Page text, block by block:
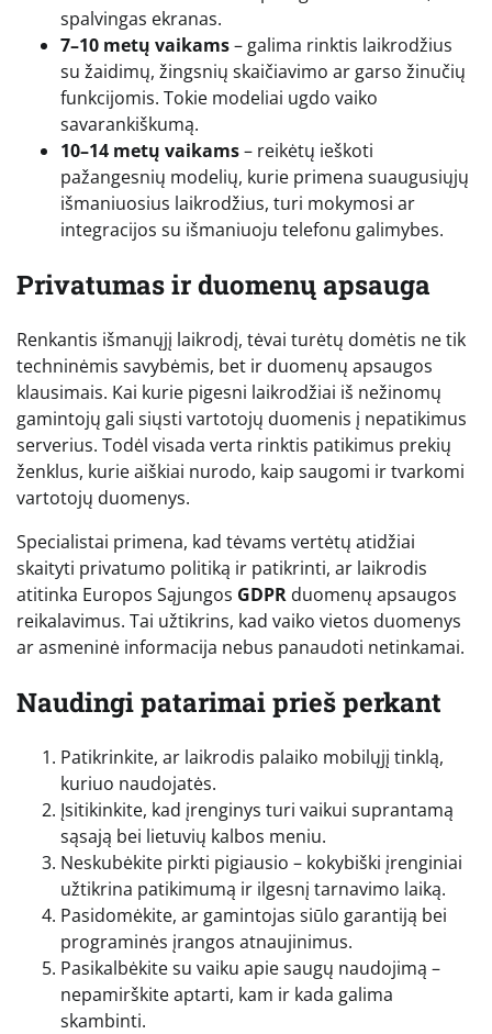
spalvingas ekranas.
7–10 metų vaikams– galima rinktis laikrodžius
su žaidimų, žingsnių skaičiavimo ar garso žinučių
funkcijomis. Tokie modeliai ugdo vaiko
savarankiškumą.
10–14 metų vaikams– reikėtų ieškoti
pažangesnių modelių, kurie primena suaugusiųjų
išmaniuosius laikrodžius, turi mokymosi ar
integracijos su išmaniuoju telefonu galimybes.
Privatumas ir duomenų apsauga
Renkantis išmanųjį laikrodį, tėvai turėtų domėtis ne tik
techninėmis savybėmis, bet ir duomenų apsaugos
klausimais. Kai kurie pigesni laikrodžiai iš nežinomų
gamintojų gali siųsti vartotojų duomenis į nepatikimus
serverius. Todėl visada verta rinktis patikimus prekių
ženklus, kurie aiškiai nurodo, kaip saugomi ir tvarkomi
vartotojų duomenys.
Specialistai primena, kad tėvams vertėtų atidžiai
skaityti privatumo politiką ir patikrinti, ar laikrodis
atitinka Europos Sąjungos GDPR duomenų apsaugos
reikalavimus. Tai užtikrins, kad vaiko vietos duomenys
ar asmeninė informacija nebus panaudoti netinkamai.
Naudingi patarimai prieš perkant
Patikrinkite, ar laikrodis palaiko mobilųjį tinklą,
kuriuo naudojatės.
Įsitikinkite, kad įrenginys turi vaikui suprantamą
sąsają bei lietuvių kalbos meniu.
Neskubėkite pirkti pigiausio – kokybiški įrenginiai
užtikrina patikimumą ir ilgesnį tarnavimo laiką.
Pasidomėkite, ar gamintojas siūlo garantiją bei
programinės įrangos atnaujinimus.
Pasikalbėkite su vaiku apie saugų naudojimą –
nepamirškite aptarti, kam ir kada galima
skambinti.